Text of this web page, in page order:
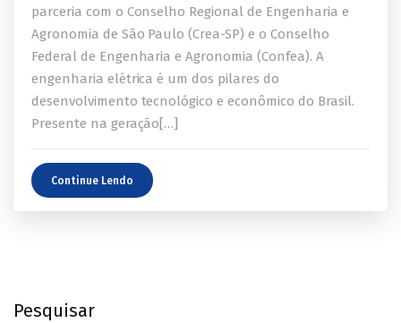
parceria com o Conselho Regional de Engenharia e
Agronomia de São Paulo (Crea-SP) e o Conselho
Federal de Engenharia e Agronomia (Confea). A
engenharia elétrica é um dos pilares do
desenvolvimento tecnológico e econômico do Brasil.
Presente na geração[…]
Continue Lendo
Pesquisar